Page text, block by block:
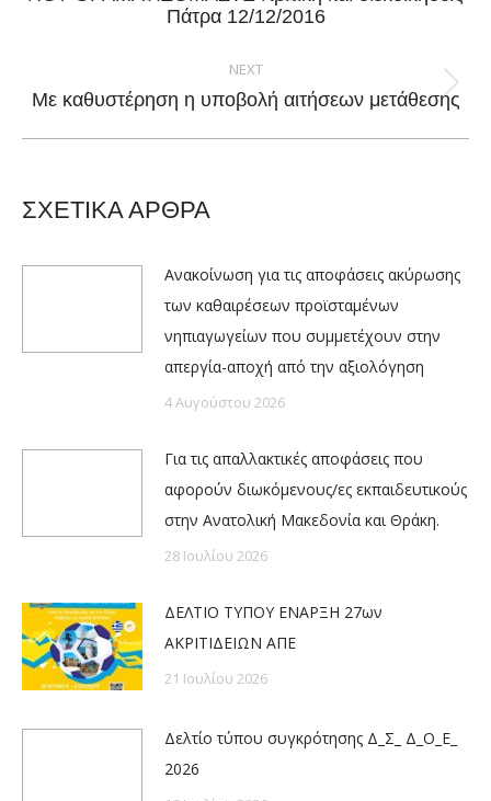
post:
Πάτρα 12/12/2016
NEXT
Next
Με καθυστέρηση η υποβολή αιτήσεων μετάθεσης
ΣΧΕΤΙΚΑ ΑΡΘΡΑ
Ανακοίνωση για τις αποφάσεις ακύρωσης
των καθαιρέσεων προϊσταμένων
νηπιαγωγείων που συμμετέχουν στην
απεργία-αποχή από την αξιολόγηση
4 Αυγούστου 2026
Για τις απαλλακτικές αποφάσεις που
αφορούν διωκόμενους/ες εκπαιδευτικούς
στην Ανατολική Μακεδονία και Θράκη.
28 Ιουλίου 2026
ΔΕΛΤΙΟ ΤΥΠΟΥ ΕΝΑΡΞΗ 27ων
ΑΚΡΙΤΙΔΕΙΩΝ ΑΠΕ
21 Ιουλίου 2026
Δελτίο τύπου συγκρότησης Δ_Σ_ Δ_Ο_Ε_
2026